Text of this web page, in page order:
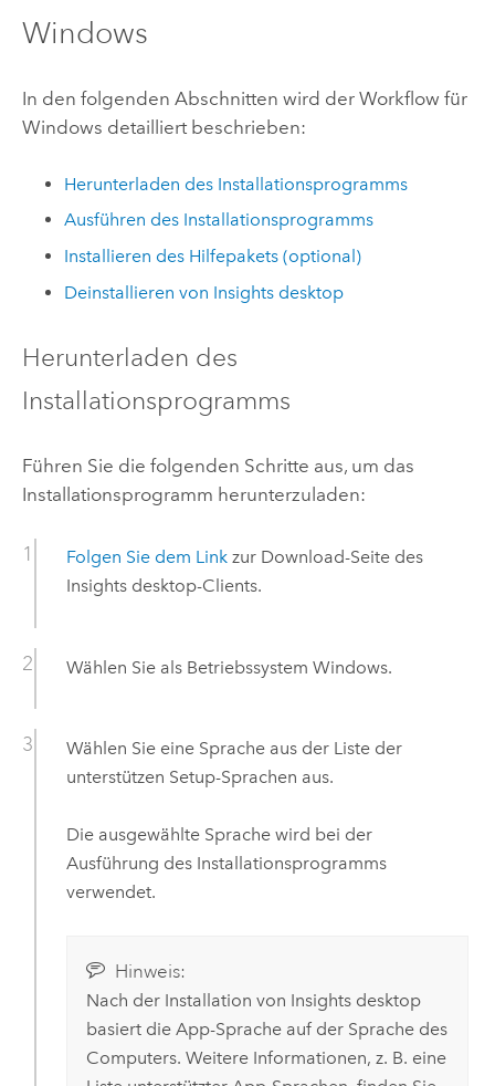
Windows
In den folgenden Abschnitten wird der Workflow für
Windows detailliert beschrieben:
Herunterladen des Installationsprogramms
Ausführen des Installationsprogramms
Installieren des Hilfepakets (optional)
Deinstallieren von Insights desktop
Herunterladen des
Installationsprogramms
Führen Sie die folgenden Schritte aus, um das
Installationsprogramm herunterzuladen:
Folgen Sie dem Linkzur Download-Seite des
Insights desktop-Clients.
Wählen Sie als Betriebssystem Windows.
Wählen Sie eine Sprache aus der Liste der
unterstützen Setup-Sprachen aus.
Die ausgewählte Sprache wird bei der
Ausführung des Installationsprogramms
verwendet.
Hinweis:
Nach der Installation von Insights desktop
basiert die App-Sprache auf der Sprache des
Computers. Weitere Informationen, z. B. eine